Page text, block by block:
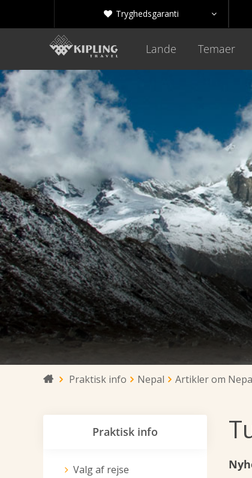
 Tryghedsgaranti 
Lande Temaer
 Praktisk info Nepal Artikler om
Praktisk info
Valg af rejse